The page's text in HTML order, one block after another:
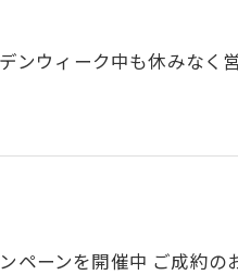
ンウィーク中も休みなく
ーンを開催中 ご成約の